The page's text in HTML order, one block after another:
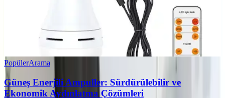
PopülerArama
Güneş Enerjili Ampuller: Sürdürülebilir ve
Ekonomik Aydınlatma Çözümleri